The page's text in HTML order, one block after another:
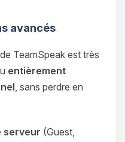
avancés
TeamSpeak est très
entièrement
, sans perdre en
serveur (Guest,